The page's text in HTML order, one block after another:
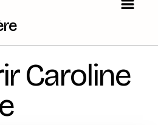
Caroline